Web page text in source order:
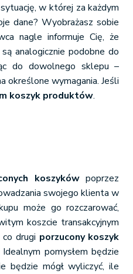
w której za każdym
dane? Wyobrażasz sobie
nagle informuje Cię, że
analogicznie podobne do
do dowolnego sklepu –
określone wymagania. Jeśli
koszyk produktów.
koszykówpoprzez
swojego klienta w
może go rozczarować,
koszcie transakcyjnym
drugi porzucony koszyk
pomysłem będzie
będzie mógł wyliczyć, ile